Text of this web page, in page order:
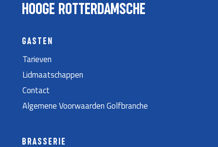
HOOGE ROTTERDAMSCHE
GASTEN
Tarieven
Lidmaatschappen
Contact
Algemene Voorwaarden Golfbranche
BRASSERIE